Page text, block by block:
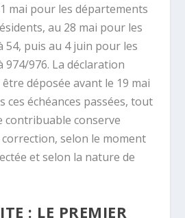
mai pour les départements
au 28 mai pour les
54, puis au 4 juin pour les
974/976. La déclaration
déposée avant le 19 mai
ces échéances passées, tout
contribuable conserve
selon le moment
et selon la nature de
: LE PREMIER